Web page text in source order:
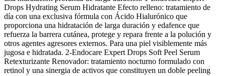
Drops Hydrating Serum Hidratante Efecto relleno: tratamiento de
día con una exclusiva fórmula con Ácido Hialurónico que
proporciona una hidratación de larga duración y edafence que
refuerza la barrera cutánea, protege y repara frente a la polución y
otros agentes agresores externos. Para una piel visiblemente más
jugosa e hidratada. 2-Endocare Expert Drops Soft Peel Serum
Retexturizante Renovador: tratamiento nocturno formulado con
retinol y una sinergia de activos que constituyen un doble peeling